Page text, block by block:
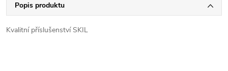
Popis produktu
Kvalitní příslušenství SKIL